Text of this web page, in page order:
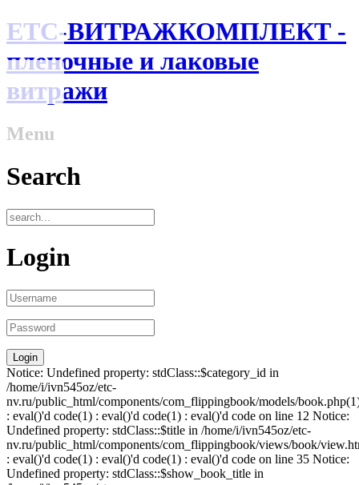
ЕТС-ВИТРАЖКОМПЛЕКТ -
пленочные и лаковые
витражи
Menu
Search
Login
Notice: Undefined property: stdClass::$category_id in
/home/i/ivn545oz/etc-
nv.ru/public_html/components/com_flippingbook/models/
: eval()'d code(1) : eval()'d code(1) : eval()'d code on line 12 Notice:
Undefined property: stdClass::$title in /home/i/ivn545oz/etc-
nv.ru/public_html/components/com_flippingbook/views/book/
: eval()'d code(1) : eval()'d code(1) : eval()'d code on line 35 Notice:
Undefined property: stdClass::$show_book_title in